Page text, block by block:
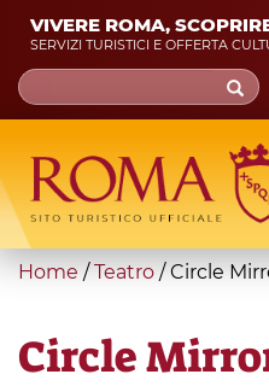
Skip
main
content
VIVERE ROMA,
SERVIZI TURISTICI E OFFERTA
Search
form
Cerca
You
here
Home / Teatro /Circle
Circle